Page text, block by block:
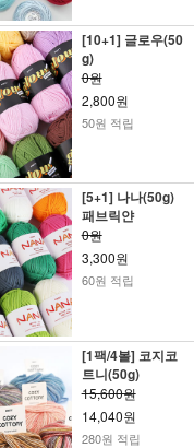
[10+1] 글로우(50
g)
0원
2,800원
50원 적립
[5+1] 나나(50g)
패브릭얀
0원
3,300원
60원 적립
[1팩/4볼] 코지코
트니(50g)
15,600원
14,040원
280원 적립